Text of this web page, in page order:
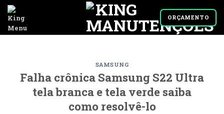
Skip
content
ORÇAMENTO
SAMSUNG
Falha crônica Samsung S22 Ultra
tela branca e tela verde saiba
como resolvê-lo